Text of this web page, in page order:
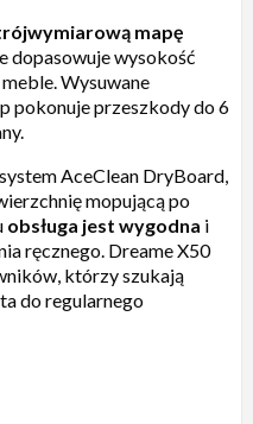
mapę
dopasowuje wysokość
Wysuwane
pokonuje przeszkody do 6
AceClean DryBoard,
mopującą po
obsługa jest wygodna i
ręcznego. Dreame X50
którzy szukają
do regularnego